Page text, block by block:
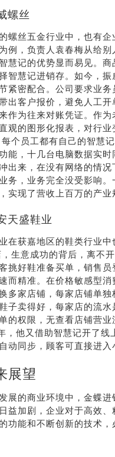
螺丝
螺丝五金行业中，也有
例，负责人袁春梅从给
慧记的优势显而易见。
智慧记进销存。如今，
紧密配合。公司要求业
出客户报价，避免人工
作为往来对账凭证。作
观的图形化报表，对行
个员工都有自己的智慧
能，十几台电脑数据实
出来，在没有网络的情
务，业务完全没受影响
实现了营收上百万的产业
天盛鞋业
在获嘉地区的鞋类行业
生意成功的背后，离不
挑好鞋准备买单，销售
而精准。在价格敏感型
多家店铺，每家店铺单
子卖得好，每家店的流
的权限，无查看店铺营
，他又借助智慧记开了线
动同步，顾客可直接进入
展望
展的商业环境中，金蝶
益加剧，企业对于高效
功能和不断创新的技术